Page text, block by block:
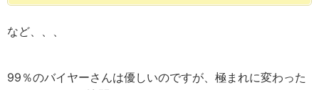
など、、、
99％のバイヤーさんは優しいのですが、極まれに変わった